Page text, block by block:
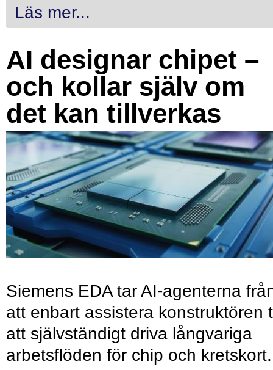
Läs mer...
AI designar chipet –
och kollar själv om
det kan tillverkas
Siemens EDA tar AI-agenterna
att enbart assistera konstruktören
att självständigt driva långvariga
arbetsflöden för chip och kretskort.